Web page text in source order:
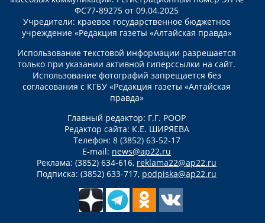
ФС77-89275 от 09.04.2025
Учредители: краевое государственное бюджетное
учреждение «Редакция газеты «Алтайская правда»
Использование текстовой информации разрешается
только при указании активной гиперссылки на сайт.
Использование фотографий запрещается без
согласования с КГБУ «Редакция газеты «Алтайская
правда»
Главный редактор: Г.Г. РООР
Редактор сайта: К.Е. ШИРЯЕВА
Телефон: 8 (3852) 63-52-17
E-mail: news@ap22.ru
Реклама: (3852) 634-616, reklama22@ap22.ru
Подписка: (3852) 633-717, podpiska@ap22.ru